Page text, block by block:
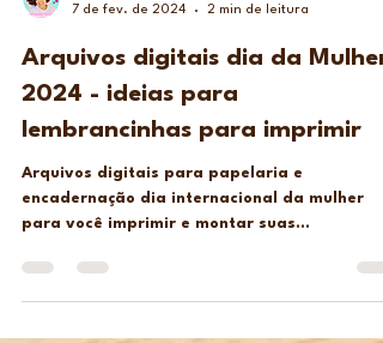
7 de fev. de 2024
2 min de leitura
Arquivos digitais dia da Mulher
2024 - ideias para
lembrancinhas para imprimir
Arquivos digitais para papelaria e
para você imprimir e montar suas